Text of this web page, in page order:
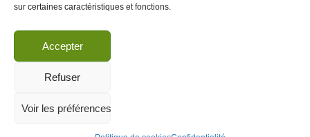
sur certaines caractéristiques et fonctions.
Accepter
Refuser
Voir les préférences